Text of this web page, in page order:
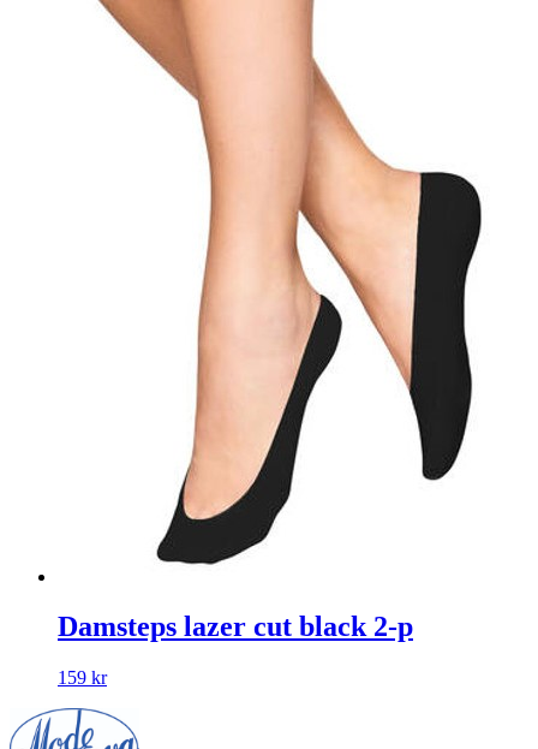
Damsteps lazer cut black 2-p
159 kr